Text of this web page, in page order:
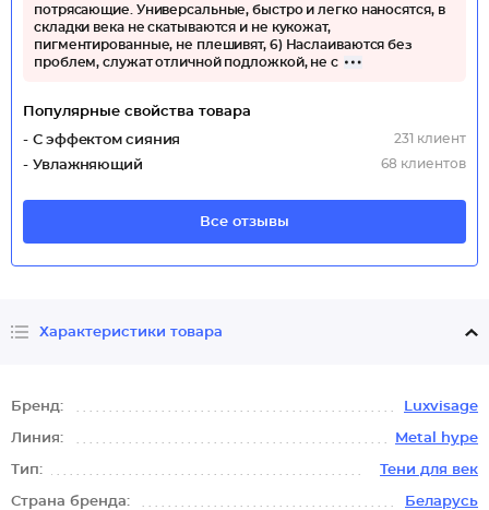
потрясающие. Универсальные, быстро и легко наносятся, в
складки века не скатываются и не кукожат,
пигментированные, не плешивят, 6) Наслаиваются без
проблем, служат отличной подложкой, не с
Популярные свойства товара
- С эффектом сияния
231 клиент
- Увлажняющий 68 клиентов
Все отзывы
Характеристики товара
Бренд: Luxvisage
Линия: Metal hype
Тип: Тени для век
Страна бренда: Беларусь